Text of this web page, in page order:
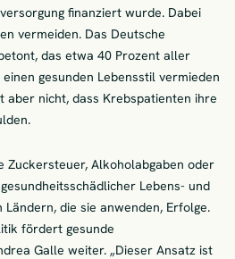
finanziert wurde. Dabei
vermeiden. Das Deutsche
das etwa 40 Prozent aller
gesunden Lebensstil vermieden
aber nicht, dass Krebspatienten ihre
Zuckersteuer, Alkoholabgaben oder
Lebens- und
die sie anwenden, Erfolge.
fördert gesunde
Galle weiter. „Dieser Ansatz ist